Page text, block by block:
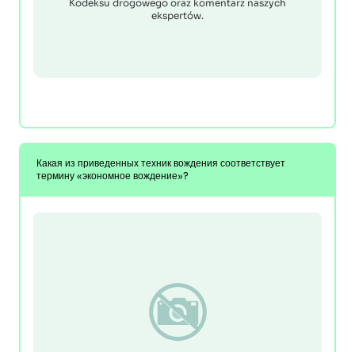
Kodeksu drogowego oraz komentarz naszych
ekspertów.
Какая из приведенных техник вождения соответствует
термину «экономное вождение»?